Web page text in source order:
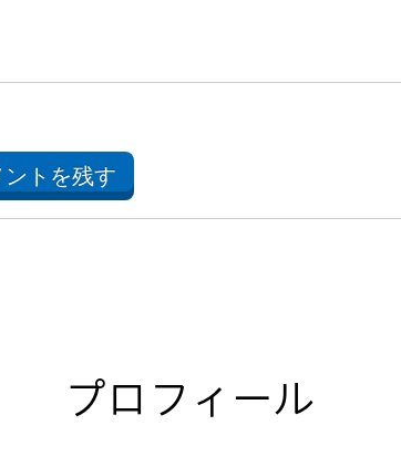
ントを残す
プロフィール